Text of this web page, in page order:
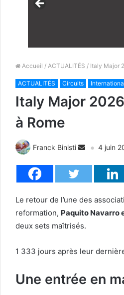
Accueil / ACTUALITÉS / Italy Major
ACTUALITÉS Circuits
Italy Major
à Rome
Franck Binisti 4 juin
Le retour de l’une des
reformation, Paquito Navarro
deux sets maîtrisés.
1 333 jours après leur
Une entrée en